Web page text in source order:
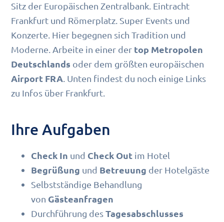
Sitz der Europäischen Zentralbank. Eintracht
Frankfurt und Römerplatz. Super Events und
Konzerte. Hier begegnen sich Tradition und
Moderne. Arbeite in einer der top Metropolen
Deutschlands oder dem größten europäischen
Airport FRA . Unten findest du noch einige Links
zu Infos über Frankfurt.
Ihre Aufgaben
Check In und Check Out im Hotel
Begrüßung und Betreuung der Hotelgäste
Selbstständige Behandlung
von Gästeanfragen
Durchführung desTagesabschlusses